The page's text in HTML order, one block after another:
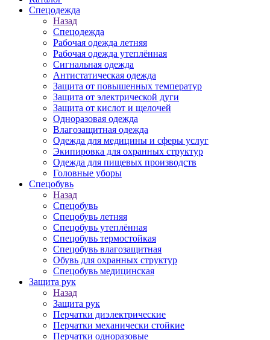
Спецодежда
Назад
Спецодежда
Рабочая одежда летняя
Рабочая одежда утеплённая
Сигнальная одежда
Антистатическая одежда
Защита от повышенных температур
Защита от электрической дуги
Защита от кислот и щелочей
Одноразовая одежда
Влагозащитная одежда
Одежда для медицины и сферы услуг
Экипировка для охранных структур
Одежда для пищевых производств
Головные уборы
Спецобувь
Назад
Спецобувь
Спецобувь летняя
Спецобувь утеплённая
Спецобувь термостойкая
Спецобувь влагозащитная
Обувь для охранных структур
Спецобувь медицинская
Защита рук
Назад
Защита рук
Перчатки диэлектрические
Перчатки механически стойкие
Перчатки одноразовые